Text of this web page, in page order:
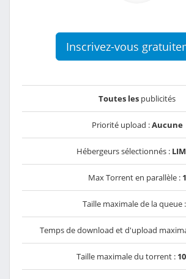
Inscrivez-vous
Toutes les publicités
Priorité upload :Aucune
Hébergeurs sélectionnés :
Max Torrent en parallèle : 1
Taille maximale de la queue :
Temps de download et d'upload
Taille maximale du torrent :